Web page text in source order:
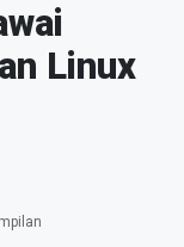
Linux